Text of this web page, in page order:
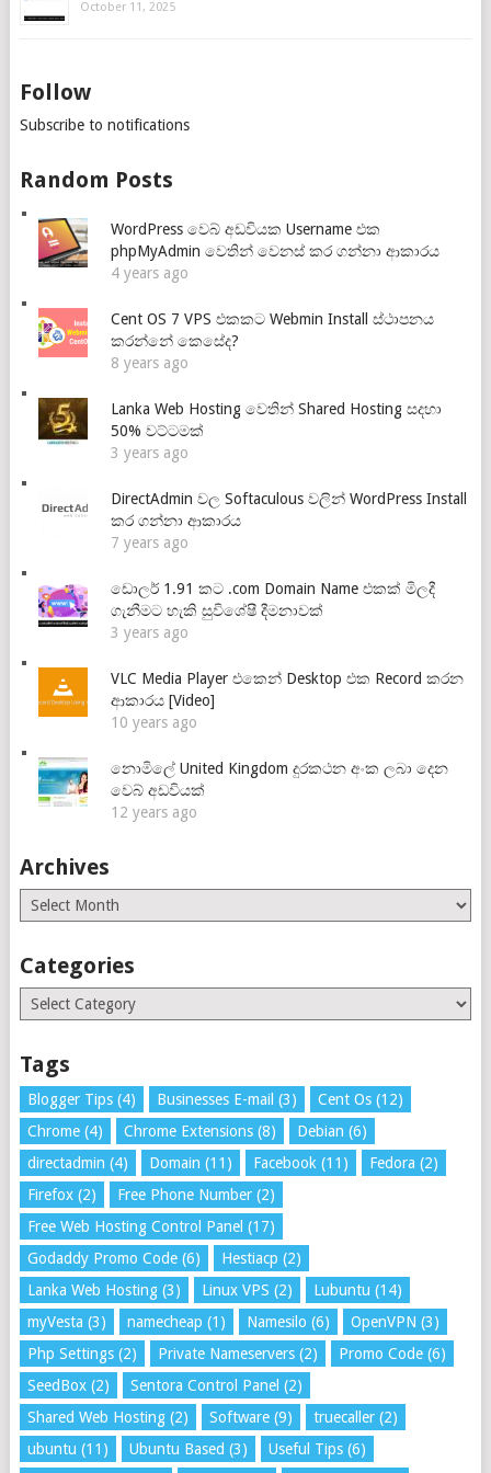
October 11, 2025
Follow
Subscribe to notifications
Random Posts
WordPress වෙබ් අඩවියක Username එක
phpMyAdmin වෙතින් වෙනස් කර ගන්නා ආකාරය
4 years ago
Cent OS 7 VPS එකකට Webmin Install ස්ථාපනය
කරන්නේ කෙසේද?
8 years ago
Lanka Web Hosting වෙතින් Shared Hosting සදහා
50% වට්ටමක්
3 years ago
DirectAdmin වල Softaculous වලින් WordPress Install
කර ගන්නා ආකාරය
7 years ago
ඩොලර් 1.91 කට .com Domain Name එකක් මිලදී
ගැනීමට හැකි සුවිශේෂී දීමනාවක්
3 years ago
VLC Media Player එකෙන් Desktop එක Record කරන
ආකාරය [Video]
10 years ago
නොමිලේ United Kingdom දුරකථන අංක ලබා දෙන
වෙබ් අඩවියක්
12 years ago
Archives
Archives
Categories
Categories
Tags
Blogger Tips(4) Businesses E-mail (3) Cent Os(12)
Chrome(4) Chrome Extensions(8) Debian (6)
directadmin (4) Domain (11) Facebook (11) Fedora (2)
Firefox(2) Free Phone Number(2)
Free Web Hosting Control Panel (17)
Godaddy Promo Code(6) Hestiacp (2)
Lanka Web Hosting(3) Linux VPS (2) Lubuntu (14)
myVesta (3) namecheap (1) Namesilo (6) OpenVPN (3)
Php Settings(2) Private Nameservers(2) Promo Code(6)
SeedBox(2) Sentora Control Panel (2)
Shared Web Hosting(2) Software(9) truecaller(2)
ubuntu (11) Ubuntu Based (3) Useful Tips(6)